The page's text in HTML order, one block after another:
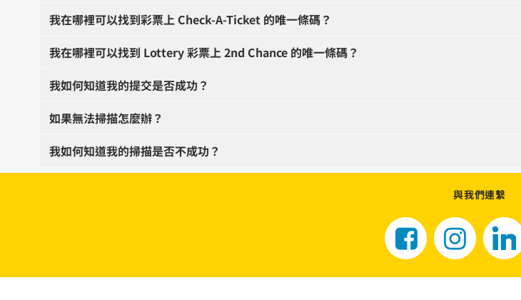
我在哪裡可以找到彩票上 Check-A-Ticket 的唯一條碼？
我在哪裡可以找到 Lottery 彩票上 2nd Chance 的唯一條碼？
我如何知道我的提交是否成功？
如果無法掃描怎麼辦？
我如何知道我的掃描是否不成功？
與我們連繫